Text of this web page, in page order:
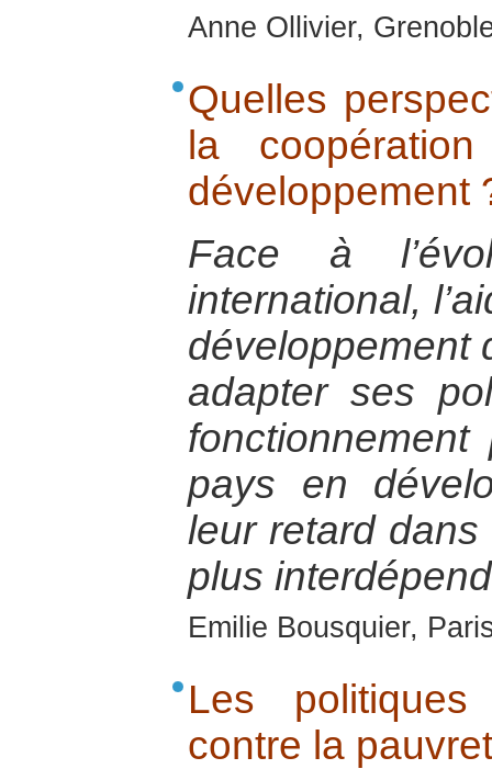
Anne Ollivier,
Quelles
la
développement
Face à
international,
développement
adapter ses
pays en
leur retard
plus
Emilie Bousquier,
Les
contre la